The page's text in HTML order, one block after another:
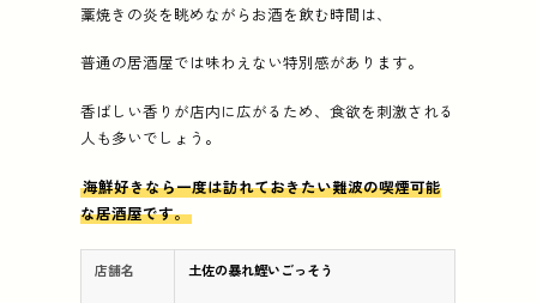
藁焼きの炎を眺めながらお酒を飲む時間は、
普通の居酒屋では味わえない特別感があります。
香ばしい香りが店内に広がるため、食欲を刺激される
人も多いでしょう。
海鮮好きなら一度は訪れておきたい難波の喫煙可能
な居酒屋です。
店舗名 土佐の暴れ鰹いごっそう